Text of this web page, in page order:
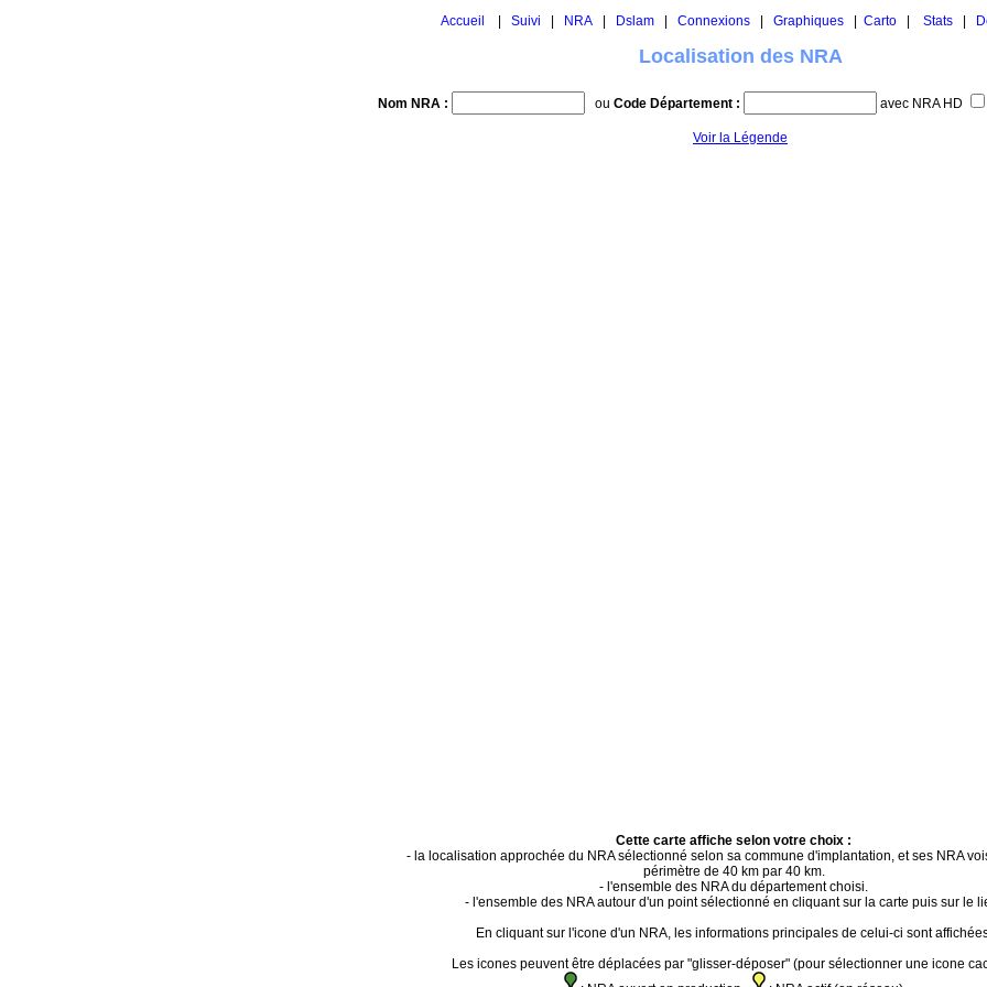
Accueil Suivi NRA Dslam Connexions Graphiques Carto Stats
Localisation des NRA
Nom NRA : ou Code Département : avec NRA HD
Voir la Légende
Cette carte affiche selon votre choix :
- la localisation approchée du NRA sélectionné selon sa commune d'implantation, et ses NRA
périmètre de 40 km par 40 km.
- l'ensemble des NRA du département choisi.
- l'ensemble des NRA autour d'un point sélectionné en cliquant sur la carte puis sur le
En cliquant sur l'icone d'un NRA, les informations principales de celui-ci sont
Les icones peuvent être déplacées par "glisser-déposer" (pour sélectionner une icone